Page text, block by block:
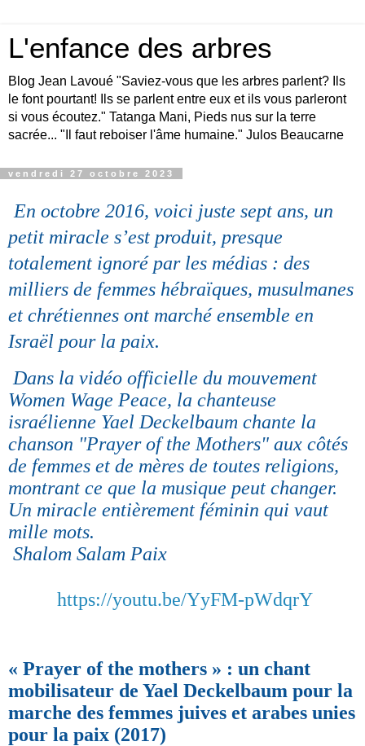
L'enfance des arbres
Blog Jean Lavoué "Saviez-vous que les arbres parlent? Ils
le font pourtant! Ils se parlent entre eux et ils vous parleront
si vous écoutez." Tatanga Mani, Pieds nus sur la terre
sacrée... "Il faut reboiser l'âme humaine." Julos Beaucarne
vendredi 27 octobre 2023
En octobre 2016, voici juste sept ans, un
petit miracle s’est produit, presque
totalement ignoré par les médias : des
milliers de femmes hébraïques, musulmanes
et chrétiennes ont marché ensemble en
Israël pour la paix.
Dans la vidéo officielle du mouvement
Women Wage Peace, la chanteuse
israélienne Yael Deckelbaum chante la
chanson "Prayer of the Mothers" aux côtés
de femmes et de mères de toutes religions,
montrant ce que la musique peut changer.
Un miracle entièrement féminin qui vaut
mille mots.
Shalom Salam Paix
https://youtu.be/YyFM-pWdqrY
« Prayer of the mothers » : un chant
mobilisateur de Yael Deckelbaum pour la
marche des femmes juives et arabes unies
pour la paix (2017)